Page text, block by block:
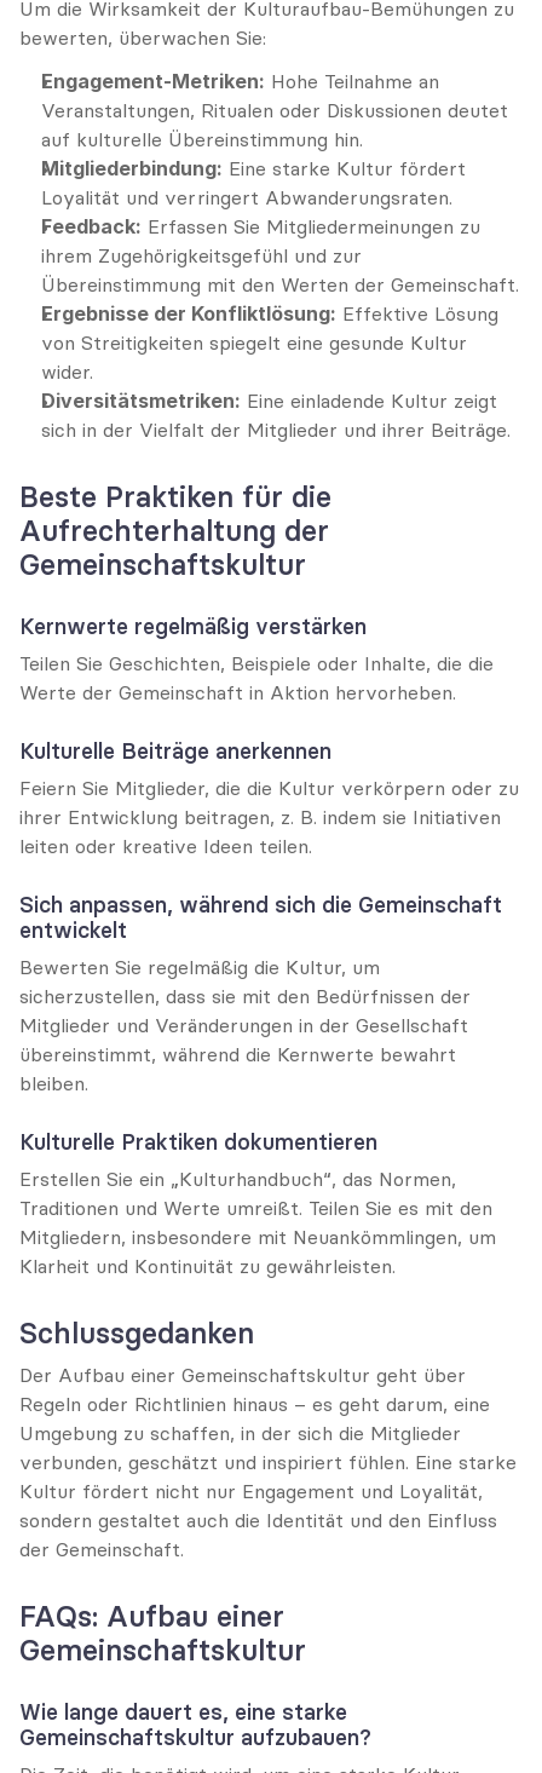
Um die Wirksamkeit der Kulturaufbau-Bemühungen zu
bewerten, überwachen Sie:
Engagement-Metriken: Hohe Teilnahme an
Veranstaltungen, Ritualen oder Diskussionen deutet
auf kulturelle Übereinstimmung hin.
Mitgliederbindung: Eine starke Kultur fördert
Loyalität und verringert Abwanderungsraten.
Feedback: Erfassen Sie Mitgliedermeinungen zu
ihrem Zugehörigkeitsgefühl und zur
Übereinstimmung mit den Werten der Gemeinschaft.
Ergebnisse der Konfliktlösung: Effektive Lösung
von Streitigkeiten spiegelt eine gesunde Kultur
wider.
Diversitätsmetriken: Eine einladende Kultur zeigt
sich in der Vielfalt der Mitglieder und ihrer Beiträge.
Beste Praktiken für die
Aufrechterhaltung der
Gemeinschaftskultur
Kernwerte regelmäßig verstärken
Teilen Sie Geschichten, Beispiele oder Inhalte, die die
Werte der Gemeinschaft in Aktion hervorheben.
Kulturelle Beiträge anerkennen
Feiern Sie Mitglieder, die die Kultur verkörpern oder zu
ihrer Entwicklung beitragen, z. B. indem sie Initiativen
leiten oder kreative Ideen teilen.
Sich anpassen, während sich die Gemeinschaft
entwickelt
Bewerten Sie regelmäßig die Kultur, um
sicherzustellen, dass sie mit den Bedürfnissen der
Mitglieder und Veränderungen in der Gesellschaft
übereinstimmt, während die Kernwerte bewahrt
bleiben.
Kulturelle Praktiken dokumentieren
Erstellen Sie ein „Kulturhandbuch“, das Normen,
Traditionen und Werte umreißt. Teilen Sie es mit den
Mitgliedern, insbesondere mit Neuankömmlingen, um
Klarheit und Kontinuität zu gewährleisten.
Schlussgedanken
Der Aufbau einer Gemeinschaftskultur geht über
Regeln oder Richtlinien hinaus – es geht darum, eine
Umgebung zu schaffen, in der sich die Mitglieder
verbunden, geschätzt und inspiriert fühlen. Eine starke
Kultur fördert nicht nur Engagement und Loyalität,
sondern gestaltet auch die Identität und den Einfluss
der Gemeinschaft.
FAQs: Aufbau einer
Gemeinschaftskultur
Wie lange dauert es, eine starke
Gemeinschaftskultur aufzubauen?